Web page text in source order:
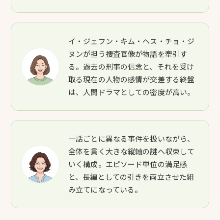
イ・ジェフン・キム・ヘス・チョ・ジ
ヌンが担う捜査官像が物語を牽引す
る。過去の刑事の信念と、それを受け
取る現在の人物の感情が交差する終盤
は、人間ドラマとしての密度が高い。
一話ごとに異なる事件を扱いながら、
全体を貫く大きな縦軸の謎へ収束して
いく構成。エピソード単位の満足感
と、長編としての引きを両立させた組
み立てになっている。